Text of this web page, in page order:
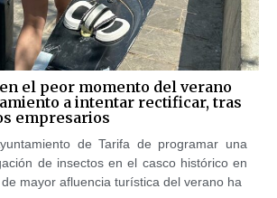
el peor momento del verano
a intentar rectificar, tras
empresarios
de Tarifa de programar una
de insectos en el casco histórico en
mayor afluencia turística del verano ha